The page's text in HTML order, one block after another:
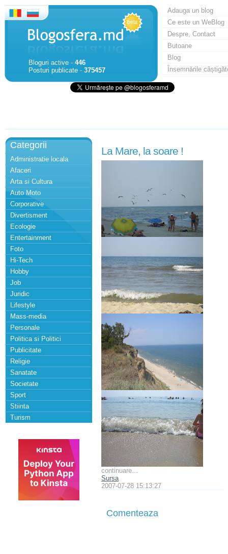
Bloguri active - 446
Posturi publicate - 375457
Adauga un blog
Ce este un WeBlog
Despre, Contact
Butoane
Blog
Însemnările
Categorii
Administratie locala
Afaceri
Arta si Cultura
Auto Moto
Corporative
Divertisment
Ecologie
Entertainment
Foto
Hi-Tech
Hobby
Job
Juridic
Lifestyle
Mass-media
Personale
Politica si Politici
Publicitate
Religie
Sanatate
Societate
Sport
Stiinta
Turism
La Mare, la soare !
continuare...
Sursa
2007-07-28 15:13:27
Comenteaza